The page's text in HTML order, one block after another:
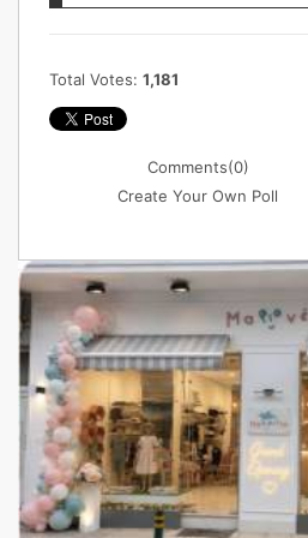
Total Votes: 1,181
Comments(0)
Create Your Own Poll